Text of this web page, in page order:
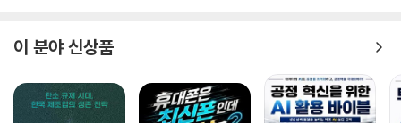
이 분야 신상품